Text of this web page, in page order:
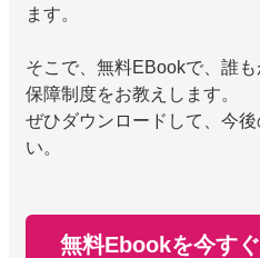
ます。
そこで、無料EBookで、誰
保障制度をお教えします。
ぜひダウンロードして、今
い。
無料Ebookを今す